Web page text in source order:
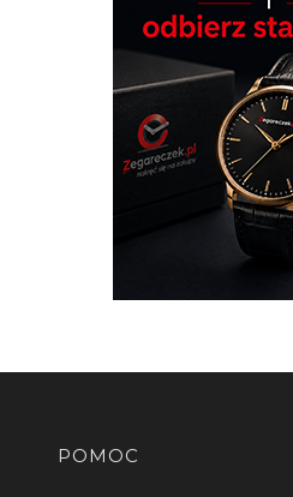
Linki w stopce
POMOC